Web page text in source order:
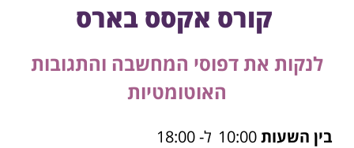
קורס אקסס בארס
לנקות את דפוסי המחשבה והתגובות
האוטומטיות
בין השעות
ל- 18:00